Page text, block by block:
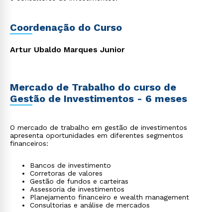
Coordenação do Curso
Artur Ubaldo Marques Junior
Mercado de Trabalho do curso de
Gestão de Investimentos - 6 meses
O mercado de trabalho em gestão de investimentos
apresenta oportunidades em diferentes segmentos
financeiros:
Bancos de investimento
Corretoras de valores
Gestão de fundos e carteiras
Assessoria de investimentos
Planejamento financeiro e wealth management
Consultorias e análise de mercados